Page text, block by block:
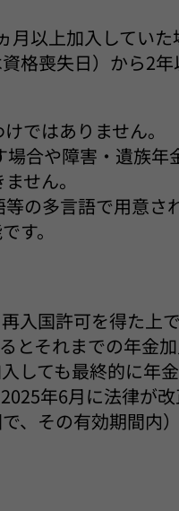
月以上加入してい
格喪失日）から2
ではありません。
合や障害・遺族年
せん。
の多言語で用意さ
す。
入国許可を得た上
とそれまでの年金
しても最終的に年
年6月に法律が
、その有効期間内